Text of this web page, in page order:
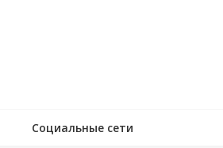
Социальные сети